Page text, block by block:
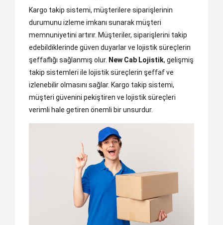
Kargo takip sistemi, müşterilere siparişlerinin
durumunu izleme imkanı sunarak müşteri
memnuniyetini artırır. Müşteriler, siparişlerini takip
edebildiklerinde güven duyarlar ve lojistik süreçlerin
şeffaflığı sağlanmış olur. New Cab Lojistik, gelişmiş
takip sistemleri ile lojistik süreçlerin şeffaf ve
izlenebilir olmasını sağlar. Kargo takip sistemi,
müşteri güvenini pekiştiren ve lojistik süreçleri
verimli hale getiren önemli bir unsurdur.